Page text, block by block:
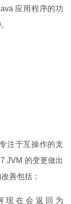
应用程序的功
注于互操作的支
JVM 的变更做出
善包括：
现在会返回为